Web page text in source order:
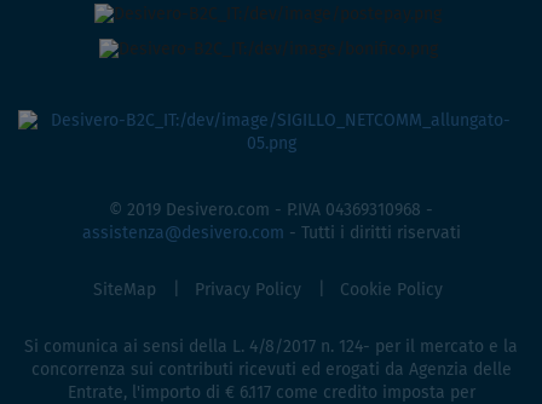
© 2019 Desivero.com - P.IVA 04369310968 -
assistenza@desivero.com - Tutti i diritti riservati
SiteMap Privacy Policy Cookie Policy
Si comunica ai sensi della L. 4/8/2017 n. 124- per il mercato e la
concorrenza sui contributi ricevuti ed erogati da Agenzia delle
Entrate, l'importo di € 6.117 come credito imposta per